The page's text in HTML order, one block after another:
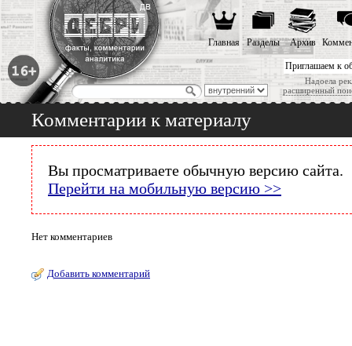
Приглашаем к
Надоела
расширенный
Главная Разделы Архив
Комментарии к материалу
Вы просматриваете обычную версию сайта.
Перейти на мобильную версию >>
Нет комментариев
Добавить комментарий